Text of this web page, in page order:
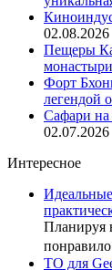
02.08.2026
Пещеры
монастыри
Форт
легендой
Сафари на
02.07.2026
Интересное
Планируя
ТО для